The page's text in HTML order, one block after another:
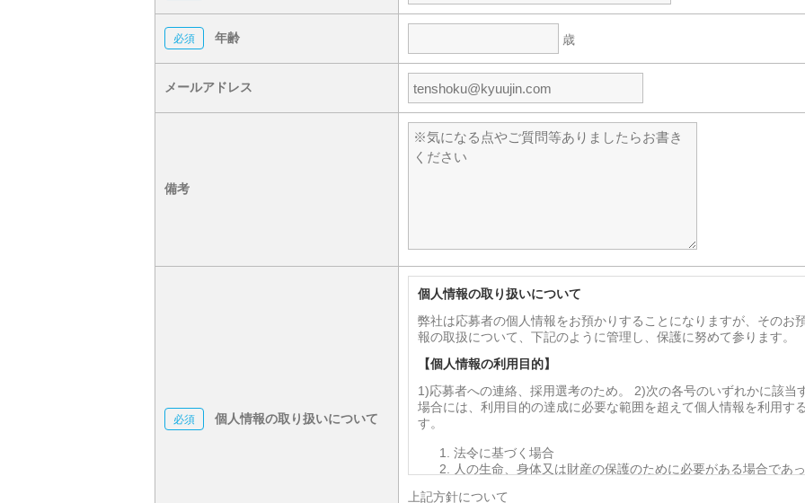
年齢 歳
メールアドレス
備考
個人情報の取り扱いについて
個人情報の取り扱いについて
弊社は応募者の個人情報をお預かりすることになりますが、そのお
報の取扱について、下記のように管理し、保護に努めて参ります。
【個人情報の利用目的】
1)応募者への連絡、採用選考のため。 2)次の各号のいずれかに該当
場合には、利用目的の達成に必要な範囲を超えて個人情報を利用す
す。
法令に基づく場合
人の生命、身体又は財産の保護のために必要がある場合であ
上記方針について